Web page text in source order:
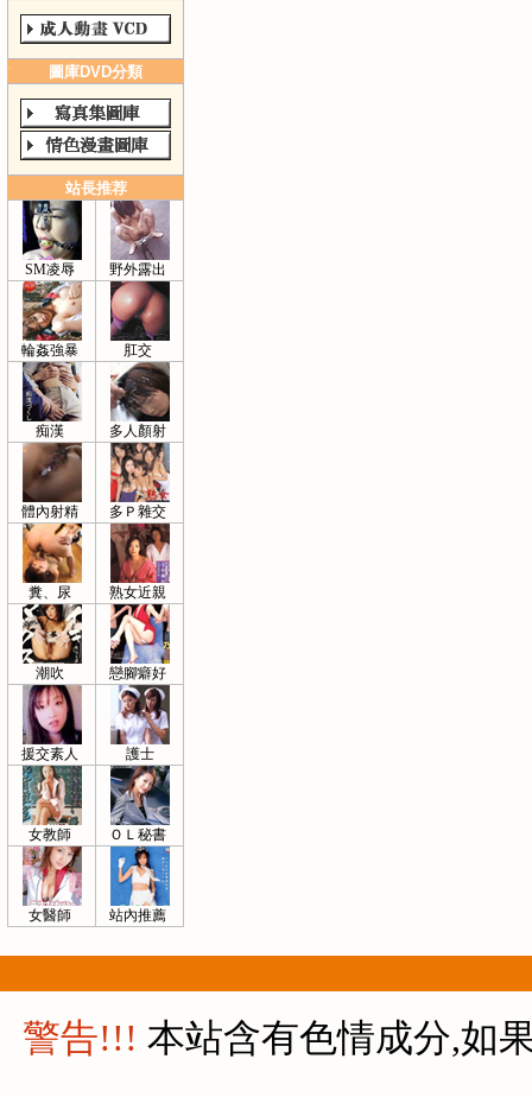
圖庫DVD分類
站長推荐
SM凌辱 野外露出
輪姦強暴 肛交
痴漢 多人顏射
體內射精 多Ｐ雜交
糞、尿 熟女近親
潮吹 戀腳癖好
援交素人 護士
女教師 ＯＬ秘書
女醫師 站內推薦
警告!!! 本站含有色情成分,如